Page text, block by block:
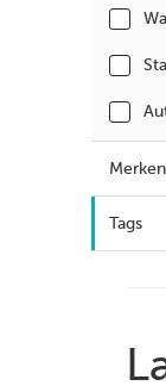
Merken
Tags